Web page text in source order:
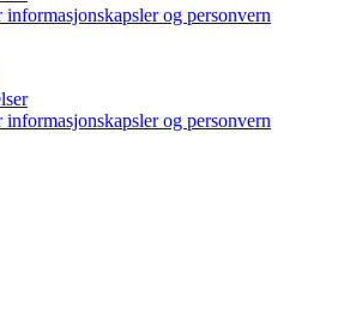
og personvern
og personvern